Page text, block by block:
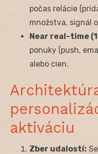
počas relácie
množstva, signál
Near real-time
ponuky (push,
alebo cien.
aktiváciu
Zber udalostí: